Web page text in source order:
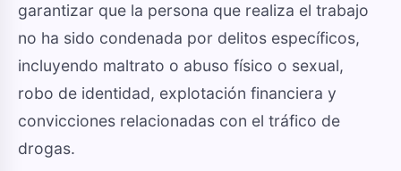
garantizar que la persona que realiza el trabajo
no ha sido condenada por delitos específicos,
incluyendo maltrato o abuso físico o sexual,
robo de identidad, explotación financiera y
convicciones relacionadas con el tráfico de
drogas.